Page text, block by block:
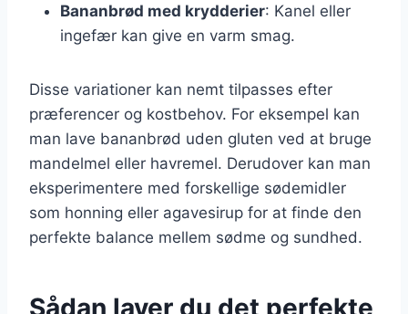
Bananbrød med krydderier: Kanel eller
ingefær kan give en varm smag.
Disse variationer kan nemt tilpasses efter
præferencer og kostbehov. For eksempel kan
man lave bananbrød uden gluten ved at bruge
mandelmel eller havremel. Derudover kan man
eksperimentere med forskellige sødemidler
som honning eller agavesirup for at finde den
perfekte balance mellem sødme og sundhed.
Sådan laver du det perfekte